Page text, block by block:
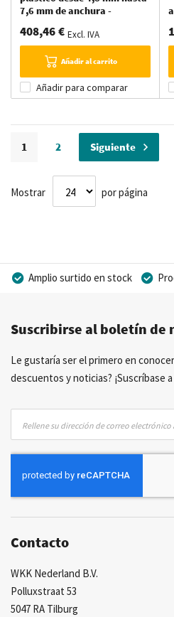
7,6 mm de anchura -
408,46 € Excl. IVA
Añadir al carrito
Añadir para comparar
Actualmente estás leyendo
1 Página
2 Página
Siguiente
Mostrar por página
Amplio surtido en stock
Asesoramiento personal
Posibilidad de crear marca privada
Suscribirse al boletín de
Le gustaría ser el primero en
descuentos y noticias? ¡Suscríbase
nuestro
boletín
Contacto
WKK Nederland B.V.
Polluxstraat 53
5047 RA Tilburg